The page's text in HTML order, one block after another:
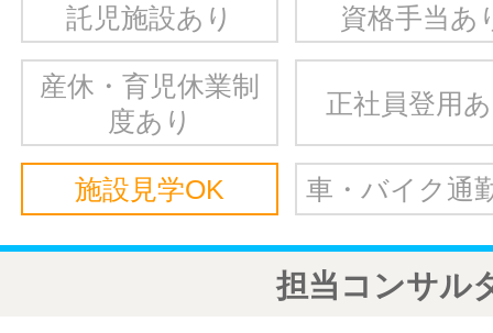
託児施設あり 資格手当あ
産休・育児休業制
度あり
正社員登用
施設見学OK 車・バイク通
担当コンサル